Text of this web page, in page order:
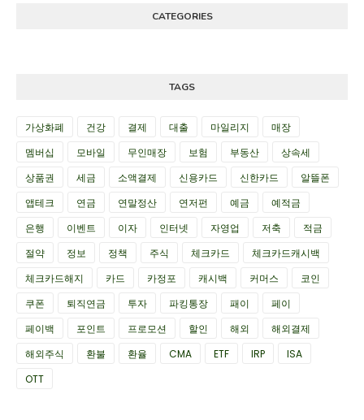
CATEGORIES
TAGS
가상화폐 건강 결제 대출 마일리지
매장
멤버십
모바일 무인매장 보험 부동산
상속세
상품권
세금 소액결제 신용카드 신한카드
알뜰폰
앱테크
연금 연말정산 연저펀 예금
예적금
은행
이벤트 이자 인터넷 자영업 저축
적금
절약
정보 정책 주식 체크카드
체크카드캐시백
체크카드해지
카드 카정포 캐시백 커머스
코인
쿠폰
퇴직연금 투자 파킹통장 패이
페이
페이백
포인트 프로모션 할인 해외
해외결제
해외주식
환불 환율 CMA ETF IRP
ISA
OTT